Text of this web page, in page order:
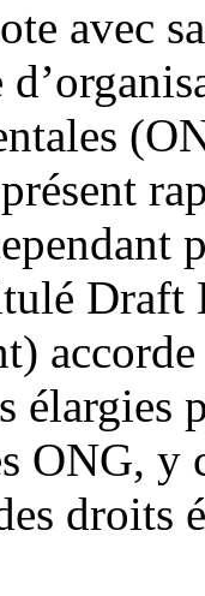
avec
élargies
ONG, y
droits